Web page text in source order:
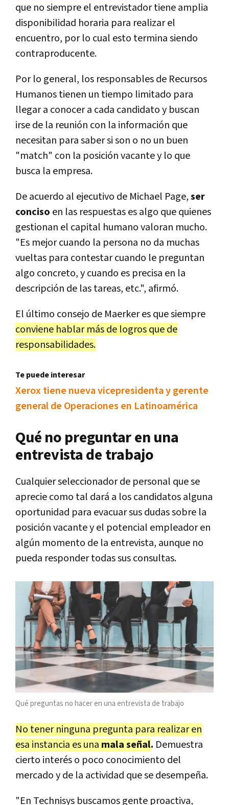
que no siempre el entrevistador tiene amplia
disponibilidad horaria para realizar el
encuentro, por lo cual esto termina siendo
contraproducente.
Por lo general, los responsables de Recursos
Humanos tienen un tiempo limitado para
llegar a conocer a cada candidato y buscan
irse de la reunión con la información que
necesitan para saber si son o no un buen
"match" con la posición vacante y lo que
busca la empresa.
De acuerdo al ejecutivo de Michael Page,ser
conciso en las respuestas es algo que quienes
gestionan el capital humano valoran mucho.
"Es mejor cuando la persona no da muchas
vueltas para contestar cuando le preguntan
algo concreto, y cuando es precisa en la
descripción de las tareas, etc.", afirmó.
El último consejo de Maerker es que siempre
conviene hablar más de logros que de
responsabilidades.
Te puede interesar
Xerox tiene nueva vicepresidenta y gerente
general de Operaciones en Latinoamérica
Qué no preguntar en una
entrevista de trabajo
Cualquier seleccionador de personal que se
aprecie como tal dará a los candidatos alguna
oportunidad para evacuar sus dudas sobre la
posición vacante y el potencial empleador en
algún momento de la entrevista, aunque no
pueda responder todas sus consultas.
Qué preguntas no hacer en una entrevista de trabajo
No tener ninguna pregunta para realizar en
esa instancia es una mala señal. Demuestra
cierto interés o poco conocimiento del
mercado y de la actividad que se desempeña.
"En Technisys buscamos gente proactiva,